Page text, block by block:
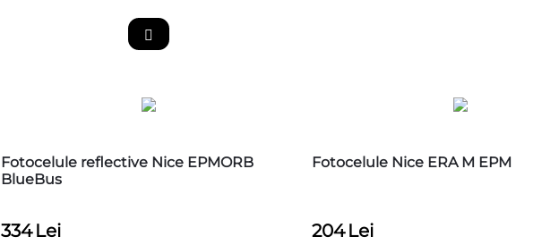
Fotocelule reflective Nice EPMORB
BlueBus
334 Lei
Fotocelule Nice ERA M EPM
204 Lei